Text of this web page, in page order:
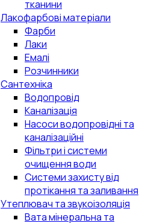
тканини
Лакофарбові матеріали
Фарби
Лаки
Емалі
Розчинники
Сантехніка
Водопровід
Каналізація
Насоси водопровідні та
каналізаційні
Фільтри і системи
очищення води
Системи захисту від
протікання та заливання
Утеплювач та звукоізоляція
Вата мінеральна та